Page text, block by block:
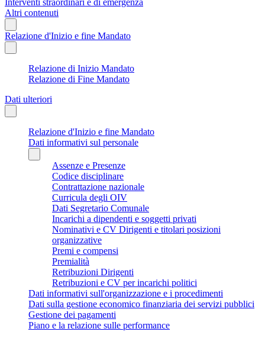
Altri contenuti
Relazione d'Inizio e fine Mandato
Relazione di Inizio Mandato
Relazione di Fine Mandato
Dati ulteriori
Relazione d'Inizio e fine Mandato
Dati informativi sul personale
Assenze e Presenze
Codice disciplinare
Contrattazione nazionale
Curricula degli OIV
Dati Segretario Comunale
Incarichi a dipendenti e soggetti privati
Nominativi e CV Dirigenti e titolari posizioni
organizzative
Premi e compensi
Premialità
Retribuzioni Dirigenti
Retribuzioni e CV per incarichi politici
Dati informativi sull'organizzazione e i procedimenti
Dati sulla gestione economico finanziaria dei servizi pubblici
Gestione dei pagamenti
Piano e la relazione sulle performance